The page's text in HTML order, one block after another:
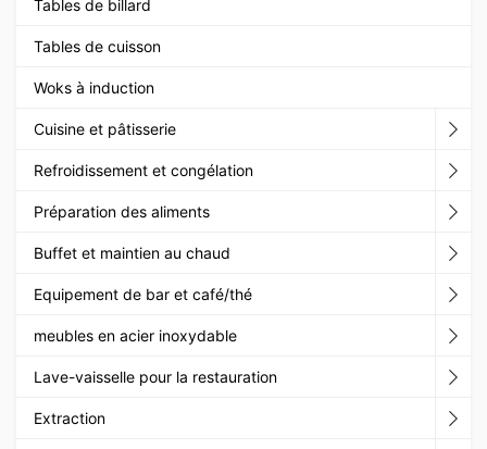
Tables de billard
Tables de cuisson
Woks à induction
Cuisine et pâtisserie
Refroidissement et congélation
Préparation des aliments
Buffet et maintien au chaud
Equipement de bar et café/thé
meubles en acier inoxydable
Lave-vaisselle pour la restauration
Extraction